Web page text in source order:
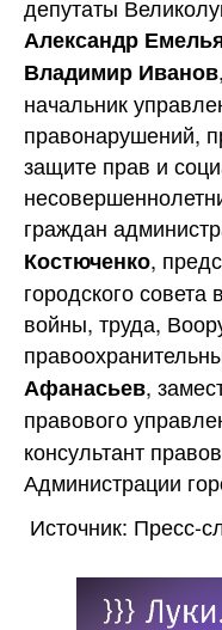
депутаты
Александр
Владимир Иванов,
начальник
правонарушений,
защите прав и
граждан
Костюченко,
городского
войны, труда,
Афанасьев,
правового
консультант
Администрации
Источник: Пресс-